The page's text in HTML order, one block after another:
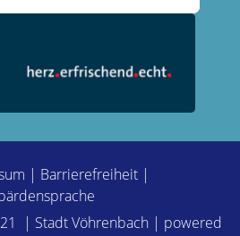
| Barrierefreiheit |
| Stadt Vöhrenbach | powered